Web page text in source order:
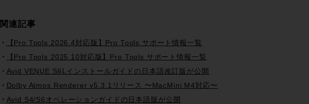
関連記事
【Pro Tools 2026.4対応版】Pro Tools サポート情報一覧
【Pro Tools 2025.10対応版】Pro Tools サポート情報一覧
Avid VENUE S6Lインストールガイドの日本語改訂版が公開
Dolby Atmos Renderer v5.3.1リリース 〜MacMini M4対応〜
Avid S4/S6オペレーションガイドの日本語版が公開